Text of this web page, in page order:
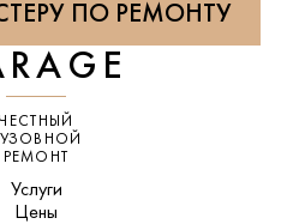
ПО РЕМОНТУ
ЧЕСТНЫЙ
РЕМОНТ
Услуги
Цены